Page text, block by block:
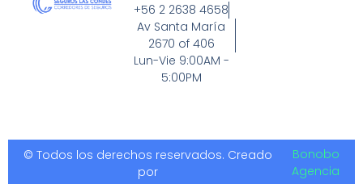
+56 2 2638 4658
Av Santa María
2670 of 406
Lun-Vie 9:00AM -
5:00PM
© Todos los derechos reservados. Creado
por
Bonobo
Agencia